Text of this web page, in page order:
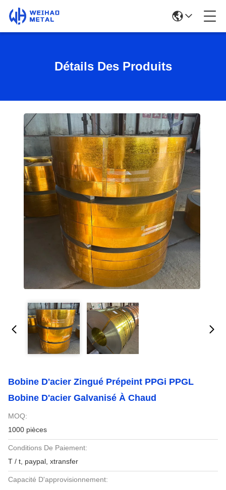
Détails Des Produits
Bobine D'acier Zingué Prépeint PPGi PPGL
Bobine D'acier Galvanisé À Chaud
MOQ:
1000 pièces
Conditions De Paiement:
T / t, paypal, xtransfer
Capacité D'approvisionnement: